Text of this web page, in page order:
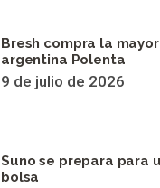
Bresh compra la
argentina Polenta
9 de julio de 2026
Suno se prepara para
bolsa